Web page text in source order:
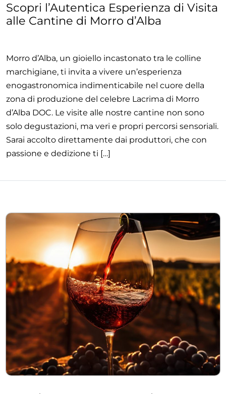
Scopri l’Autentica Esperienza di Visita
alle Cantine di Morro d’Alba
Morro d’Alba, un gioiello incastonato tra le colline
marchigiane, ti invita a vivere un’esperienza
enogastronomica indimenticabile nel cuore della
zona di produzione del celebre Lacrima di Morro
d’Alba DOC. Le visite alle nostre cantine non sono
solo degustazioni, ma veri e propri percorsi sensoriali.
Sarai accolto direttamente dai produttori, che con
passione e dedizione ti […]